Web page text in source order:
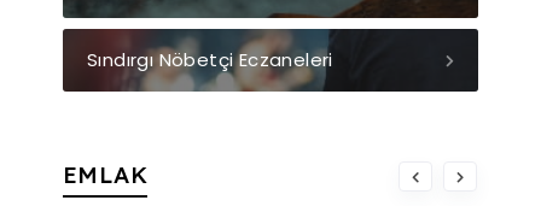
Sındırgı Nöbetçi Eczaneleri
EMLAK